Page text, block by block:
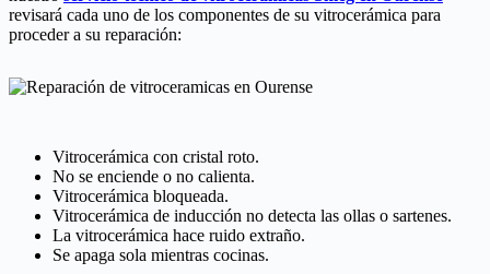
revisará cada uno de los componentes de su vitrocerámica para
proceder a su reparación:
Vitrocerámica con cristal roto.
No se enciende o no calienta.
Vitrocerámica bloqueada.
Vitrocerámica de inducción no detecta las ollas o sartenes.
La vitrocerámica hace ruido extraño.
Se apaga sola mientras cocinas.